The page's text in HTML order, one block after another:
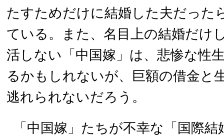
たすためだけに結婚した夫だった
ている。また、名目上の結婚だけ
活しない「中国嫁」は、悲惨な性
るかもしれないが、巨額の借金と
逃れられないだろう。
「中国嫁」たちが不幸な「国際